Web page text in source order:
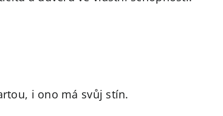
i ono má svůj stín.